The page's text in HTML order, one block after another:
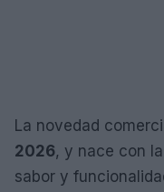
La novedad
2026, y nace con
sabor y